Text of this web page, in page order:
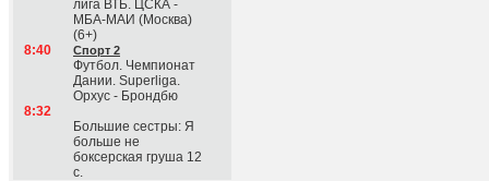
лига ВТБ. ЦСКА -
МБА-МАИ (Москва)
(6+)
8:40
Спорт 2
Футбол. Чемпионат
Дании. Superliga.
Орхус - Брондбю
8:32
Большие сестры: Я
больше не
боксерская груша 12
с.